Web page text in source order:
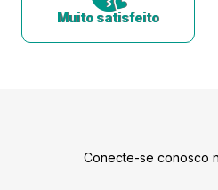
Muito satisfeito
Conecte-se conosco